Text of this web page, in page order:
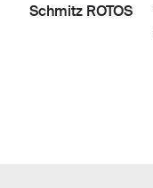
Schmitz ROTOS